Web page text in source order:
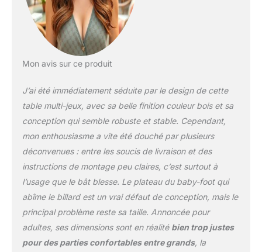
billard, 2 craies, 1 triangle,
Ping Pong : 3 balles de
ping pong, 1 filet de ping
Matière : panneau de
fibres à densité
moyenne, barres
télescopiques en acier
chromé, poignées du
babyfoot en PVC noir
Dimensions horizontales
: L135,2 x l71 (110 avec
poignées) x H87cm -
Dimensions verticales :
L110 x l48 x H167cm -
Poids net : 46kg - Poids
brut : 52kg
Mon avis sur ce produit
J’ai été immédiatement séduite par le design de cette
table multi-jeux, avec sa belle finition couleur bois et sa
conception qui semble robuste et stable. Cependant,
mon enthousiasme a vite été douché par plusieurs
déconvenues : entre les soucis de livraison et des
instructions de montage peu claires, c’est surtout à
l’usage que le bât blesse. Le plateau du baby-foot qui
abîme le billard est un vrai défaut de conception, mais le
principal problème reste sa taille. Annoncée pour
adultes, ses dimensions sont en réalité bien trop justes
pour des parties confortables entre grands, la